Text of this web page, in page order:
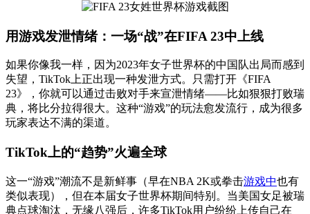
用游戏发泄情绪：一场“战”在FIFA 23中上线
如果你像我一样，因为2023年女子世界杯的中国队出局而感到
失望，TikTok上正出现一种发泄方式。只需打开《FIFA
23》，你就可以通过击败对手来宣泄情绪——比如狠狠打败瑞
典，将比分拉得很大。这种“游戏”的玩法愈发流行，成为很多
玩家表达不满的渠道。
TikTok上的“趋势”火遍全球
这一“游戏”潮流不是新鲜事（早在NBA 2K或拳击游戏中也有
类似表现），但在本届女子世界杯期间特别。当美国女足被瑞
典点球淘汰，无缘八强后，许多TikTok用户纷纷上传自己在